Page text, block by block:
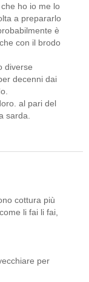
ho io me lo
a prepararlo
è
con il brodo
diverse
decenni dai
al pari del
sarda.
cottura più
li fai li fai,
per